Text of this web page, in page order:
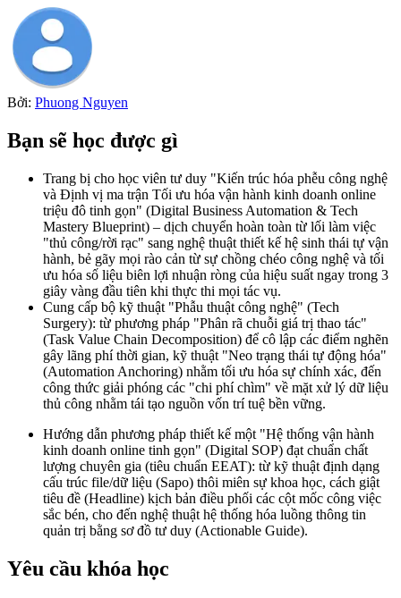
Bởi: Phuong Nguyen
Bạn sẽ học được gì
Trang bị cho học viên tư duy "Kiến trúc hóa phễu công nghệ
và Định vị ma trận Tối ưu hóa vận hành kinh doanh online
triệu đô tinh gọn" (Digital Business Automation & Tech
Mastery Blueprint) – dịch chuyển hoàn toàn từ lối làm việc
"thủ công/rời rạc" sang nghệ thuật thiết kế hệ sinh thái tự vận
hành, bẻ gãy mọi rào cản từ sự chồng chéo công nghệ và tối
ưu hóa số liệu biên lợi nhuận ròng của hiệu suất ngay trong 3
giây vàng đầu tiên khi thực thi mọi tác vụ.
Cung cấp bộ kỹ thuật "Phẫu thuật công nghệ" (Tech
Surgery): từ phương pháp "Phân rã chuỗi giá trị thao tác"
(Task Value Chain Decomposition) để cô lập các điểm nghẽn
gây lãng phí thời gian, kỹ thuật "Neo trạng thái tự động hóa"
(Automation Anchoring) nhằm tối ưu hóa sự chính xác, đến
công thức giải phóng các "chi phí chìm" về mặt xử lý dữ liệu
thủ công nhằm tái tạo nguồn vốn trí tuệ bền vững.
Hướng dẫn phương pháp thiết kế một "Hệ thống vận hành
kinh doanh online tinh gọn" (Digital SOP) đạt chuẩn chất
lượng chuyên gia (tiêu chuẩn EEAT): từ kỹ thuật định dạng
cấu trúc file/dữ liệu (Sapo) thôi miên sự khoa học, cách giật
tiêu đề (Headline) kịch bản điều phối các cột mốc công việc
sắc bén, cho đến nghệ thuật hệ thống hóa luồng thông tin
quản trị bằng sơ đồ tư duy (Actionable Guide).
Yêu cầu khóa học